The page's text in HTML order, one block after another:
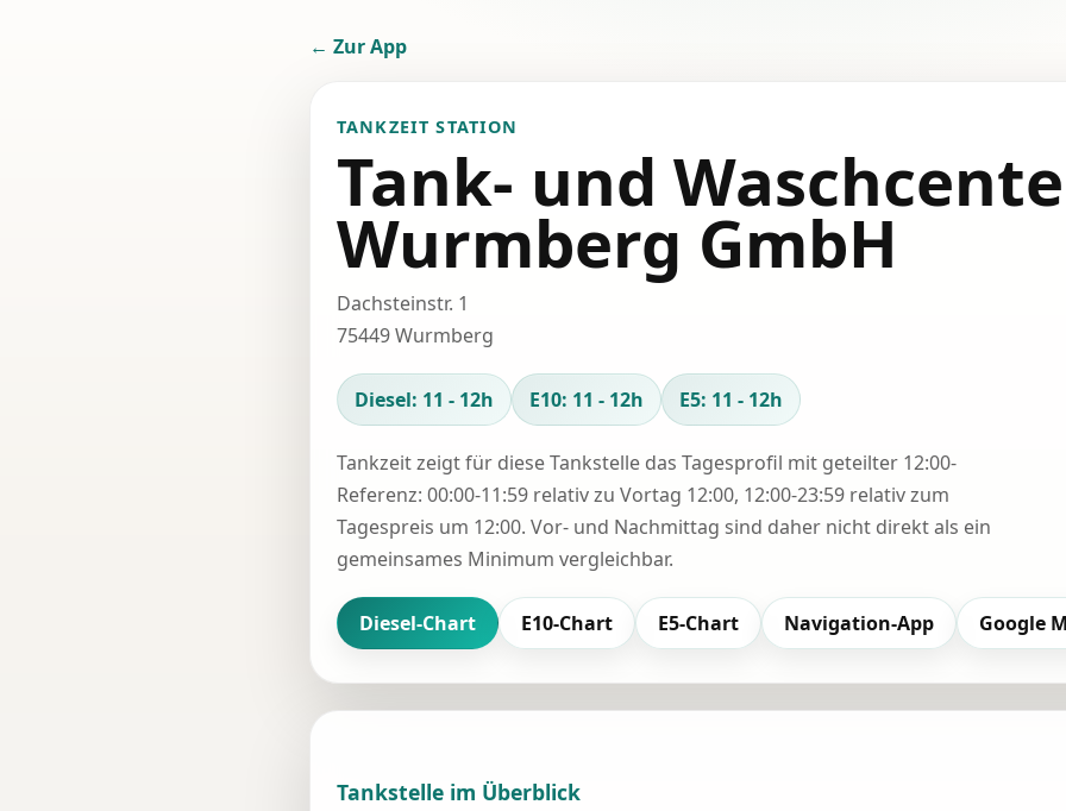
← Zur App
TANKZEIT STATION
Tank- und
Wurmberg GmbH
Dachsteinstr. 1
75449 Wurmberg
Diesel: 11 - 12h E10: 11 - 12h E5: 11 - 12h
Tankzeit zeigt für diese Tankstelle das Tagesprofil mit geteilter 12:00-
Referenz: 00:00-11:59 relativ zu Vortag 12:00, 12:00-23:59 relativ zum
Tagespreis um 12:00. Vor- und Nachmittag sind daher nicht direkt als ein
gemeinsames Minimum vergleichbar.
Diesel-Chart E10-Chart E5-Chart Navigation-App Google
Tankstelle im Überblick